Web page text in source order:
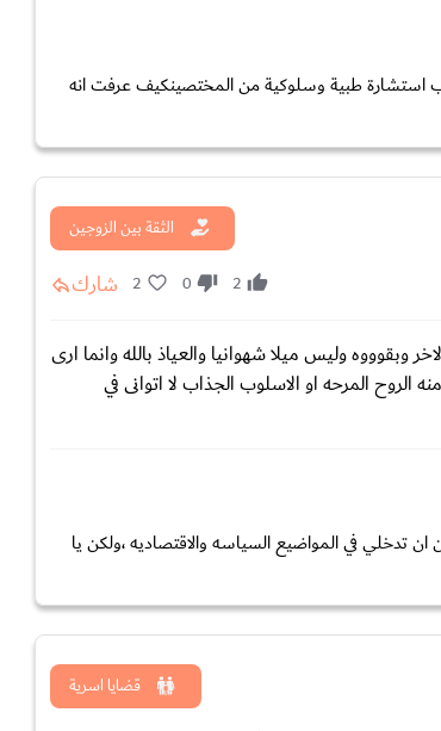
استشارة طبية وسلوكية من المختصينكيف عرفت انه
الثقة بين الزوجين
2
0
2 شارك
وليس ميلا شهوانيا والعياذ بالله وانما ارى
المرحه او الاسلوب الجذاب لا اتوانى في
تدخلي في المواضيع السياسه والاقتصاديه ،ولكن يا
قضايا اسرية